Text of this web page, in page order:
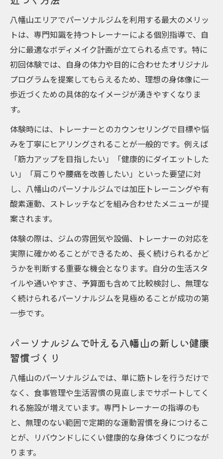
自分に合うパーソナルジム選びの決め手とは
パーソナルジム選びで重視したいトレーナ
ーとの相性
八幡山のパーソナルジムで自分に合う選び
方のポイント
パーソナルジムを続けやすくする環境とサ
択基準
八幡山パーソナルジム比較で見えてくる決
継続しやすい八幡山のパーソナルジム活用術
パーソナルジムで継続できる仕組みと八幡
山の特徴
八幡山のパーソナルジムで習慣化を成功さ
せるコツ
パーソナルジム通いを無理なく続けるため
の工夫
八幡山エリアのパーソナルジム活用で挫折
クの変化
プロトレーナーが支えるボディメイク成功の秘
訣
パーソナルジムのプロトレーナー指導で理
想体型へ
八幡山のプロトレーナーが行う個別ボディ
メイク戦略
八幡山エリアでパーソナルジムを利用する最大のメリッ
トは、専門知識を持つトレーナーによる個別指導で、自
分に最適なボディメイク計画が立てられる点です。特に
初回体験では、自身の体力や目的に合わせたオリジナル
プログラムを提案してもらえるため、理想の身体像に一
歩近づくための具体的なイメージが湧きやすくなりま
す。
体験時には、トレーナーとのカウンセリングで目標や悩
みを丁寧にヒアリングされることが一般的です。例えば
「筋力アップを目指したい」「健康的にダイエットした
い」「肩こりや腰痛を改善したい」といった要望に対
し、八幡山のパーソナルジムでは加圧トレーニングや有
酸素運動、ストレッチなどを組み合わせたメニューが提
案されます。
体験の際は、ジムの雰囲気や設備、トレーナーの対応を
実際に確かめることができるため、長く続けられるかど
うかを判断する重要な機会となります。自分の生活スタ
イルや通いやすさ、予算面も含めて比較検討し、無理な
く続けられるパーソナルジムを見極めることが成功の第
一歩です。
パーソナルジムで叶える八幡山の新しい健康
習慣づくり
八幡山のパーソナルジムでは、単に筋トレを行うだけで
なく、食事管理や生活習慣の見直しまでサポートしてく
れる施設が増えています。専門トレーナーの指導のも
と、無理のない範囲で定期的な運動習慣を身につけるこ
とが、リバウンドしにくい健康的な身体づくりにつなが
ります。